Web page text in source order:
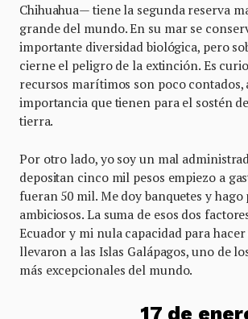
Chihuahua— tiene la segunda reserva
grande del mundo. En su mar se
importante diversidad biológica, pero
cierne el peligro de la extinción. Es
recursos marítimos son poco contados,
importancia que tienen para el sostén
tierra.
Por otro lado, yo soy un mal
depositan cinco mil pesos empiezo a
fueran 50 mil. Me doy banquetes y hago
ambiciosos. La suma de esos dos
Ecuador y mi nula capacidad para
llevaron a las Islas Galápagos, uno de
más excepcionales del mundo.
17 de